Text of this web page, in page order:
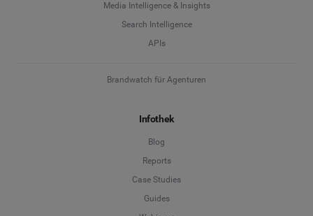
Media Intelligence & Insights
Search Intelligence
APIs
Brandwatch für Agenturen
Infothek
Blog
Reports
Case Studies
Guides